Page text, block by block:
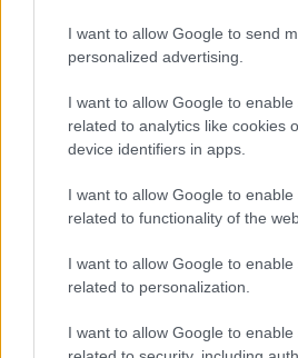
I want to allow Google to send
personalized advertising.
I want to allow Google to enable
related to analytics like cookies
device identifiers in apps.
I want to allow Google to enable
related to functionality of the
I want to allow Google to enable
related to personalization.
I want to allow Google to enable
ΑΣΕΠ 6Κ/2026: 315
Δημόσιο - Στις 1.102 οι
ΑΣΕΠ - Προσλήψεις
Βγαίνουν τα
(1ΓΕ και 2ΓΕ/2026)